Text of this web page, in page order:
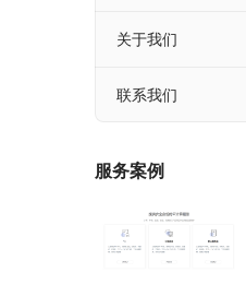
关于我们
联系我们
服务案例